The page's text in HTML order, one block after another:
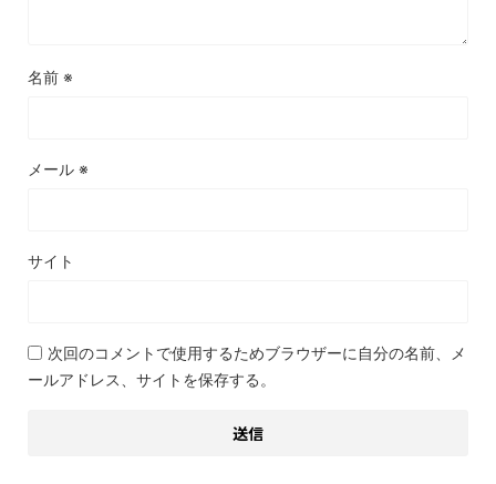
名前 ※
メール ※
サイト
次回のコメントで使用するためブラウザーに自分の名前、メ
ールアドレス、サイトを保存する。